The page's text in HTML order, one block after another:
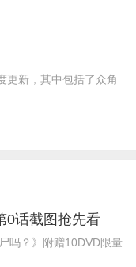
更新，其中包括了众角
0话截图抢先看
吗？》附赠10DVD限量